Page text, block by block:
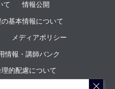
て 情報公開
基本情報について
メディアポリシー
情報・講師バンク
的配慮について